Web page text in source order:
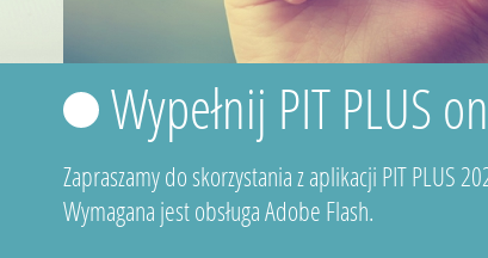
Wypełnij PIT PLUS
Zapraszamy do skorzystania z aplikacji PIT PLUS
Wymagana jest obsługa Adobe Flash.